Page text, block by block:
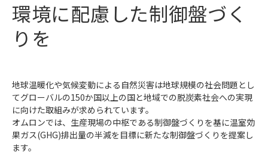
環境に配慮した制御盤づく
りを
地球温暖化や気候変動による自然災害は地球規模の社会問題とし
てグローバルの150か国以上の国と地域での脱炭素社会への実現
に向けた取組みが求められています。
オムロンでは、生産現場の中枢である制御盤づくりを基に温室効
果ガス(GHG)排出量の半減を目標に新たな制御盤づくりを提案し
ます。